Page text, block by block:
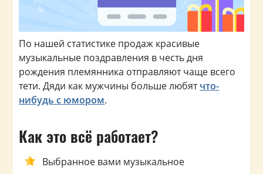
По нашей статистике продаж красивые
музыкальные поздравления в честь дня
рождения племянника отправляют чаще всего
тети. Дяди как мужчины больше любятчто-
нибудь с юмором.
Как это всё работает?
Выбранное вами музыкальное